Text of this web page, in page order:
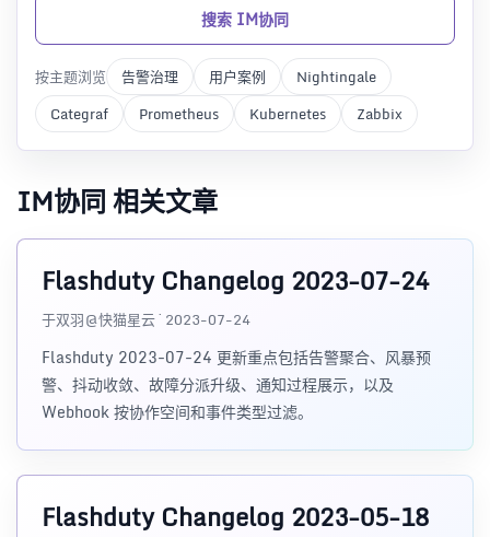
搜索 IM协同
按主题浏览 告警治理 用户案例
Nightingale
Categraf
Prometheus Kubernetes Zabbix
IM协同 相关文章
Flashduty Changelog 2023-07-24
于双羽@快猫星云 · 2023-07-24
Flashduty 2023-07-24 更新重点包括告警聚合、风暴预
警、抖动收敛、故障分派升级、通知过程展示，以及
Webhook 按协作空间和事件类型过滤。
Flashduty Changelog 2023-05-18